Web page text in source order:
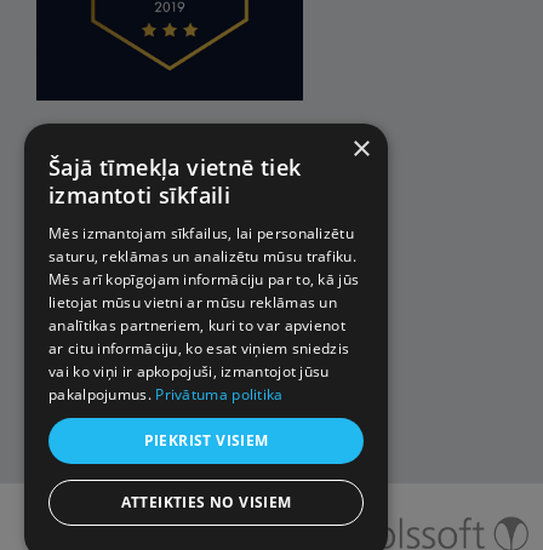
© 2026 Impro ceļojumi. Visas
tiesības aizsargātas.
×
Šajā tīmekļa vietnē tiek
izmantoti sīkfaili
Mēs izmantojam sīkfailus, lai personalizētu
saturu, reklāmas un analizētu mūsu trafiku.
Mēs arī kopīgojam informāciju par to, kā jūs
lietojat mūsu vietni ar mūsu reklāmas un
analītikas partneriem, kuri to var apvienot
ar citu informāciju, ko esat viņiem sniedzis
vai ko viņi ir apkopojuši, izmantojot jūsu
pakalpojumus. Privātuma politika
PIEKRIST VISIEM
ATTEIKTIES NO VISIEM